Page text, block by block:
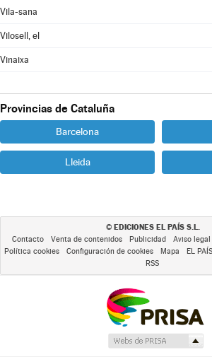
Vila-sana
Vilosell, el
Vinaixa
Provincias de Cataluña
Barcelona
Lleida
© EDICIONES EL PAÍS S.L.
Contacto Venta de contenidos Publicidad Aviso legal
Política cookies
Configuración de cookies Mapa EL
RSS